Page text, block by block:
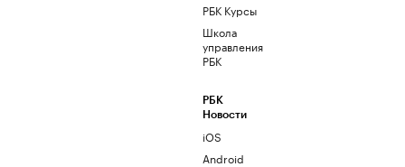
РБК Курсы
Школа
управления
РБК
РБК
Новости
iOS
Android